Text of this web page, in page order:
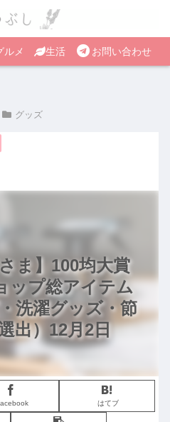
ルメ 生活 お問い合わせ
グッズ
ま】100均大賞
ップ総アイテム
洗濯グッズ・節
出）12月2日
はてブ